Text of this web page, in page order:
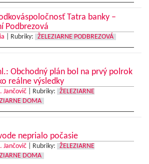
Tatra banky –
Podbrezová
Rubriky: ŽELEZIARNE PODBREZOVÁ
Obchodný plán bol na prvý polrok
reálne výsledky
Jančovič Rubriky:
ŽELEZIARNE
DOMA
neprialo počasie
Jančovič Rubriky:
ŽELEZIARNE
DOMA